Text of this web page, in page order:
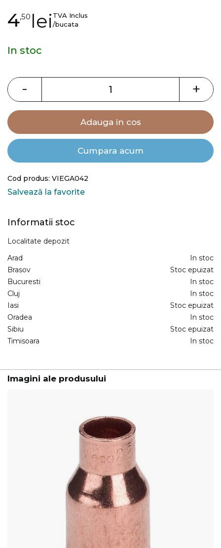
Skip
to
beginning
images
gallery
4,50 leiTVA Inclus
/bucata
In stoc
- +
Adauga in cos
Cumpara acum
Cod produs: VIEGA042
Salvează la favorite
Informatii stoc
Localitate depozit
Arad
In stoc
Brasov
Stoc epuizat
Bucuresti
In stoc
Cluj
In stoc
Iasi
Stoc epuizat
Oradea
In stoc
Sibiu
Stoc epuizat
Timisoara
In stoc
Imagini ale produsului